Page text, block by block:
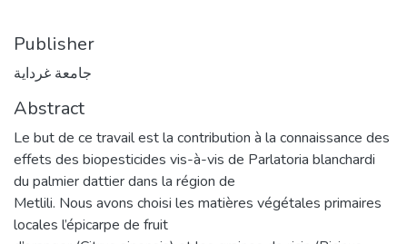
Publisher
جامعة غرداية
Abstract
Le but de ce travail est la contribution à la connaissance des
effets des biopesticides vis-à-vis de Parlatoria blanchardi
du palmier dattier dans la région de
Metlili. Nous avons choisi les matières végétales primaires
locales l’épicarpe de fruit